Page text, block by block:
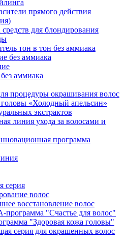
прямого действия
для блондирования
тон в тон без аммиака
без аммиака
аммиака
процедуры окрашивания волос
«Холодный апельсин»
экстрактов
линия ухода за волосами и
программа
серия
волос
восстановление волос
программа "Счастье для волос"
"Здоровая кожа головы"
серия для окрашенных волос